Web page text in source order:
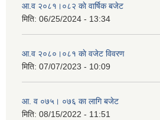
आ.व २०८१।०८२ काे वार्षिक बजेट
मिति: 06/25/2024 - 13:34
आ.व २०८०।०८१ काे वजेट विवरण
मिति: 07/07/2023 - 10:09
आ. व ०७५। ०७६ का लागि बजेट
मिति: 08/15/2022 - 11:51